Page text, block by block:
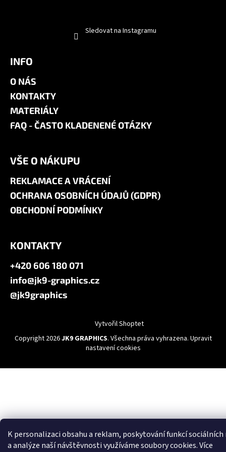
K personalizaci obsahu a reklam, poskytování funkcí sociálních
a analýze naší návštěvnosti využíváme soubory cookies. Více
Sledovat na Instagramu
INFO
O NÁS
KONTAKTY
MATERIÁLY
FAQ - ČASTO KLADENENÉ OTÁZKY
VŠE O NÁKUPU
REKLAMACE A VRÁCENÍ
OCHRANA OSOBNÍCH ÚDAJŮ (GDPR)
OBCHODNÍ PODMÍNKY
KONTAKTY
+420 606 180 071
info@jk9-graphics.cz
@jk9graphics
Vytvořil Shoptet
Copyright 2026JK9 GRAPHICS. Všechna práva vyhrazena. Upravit
nastavení cookies